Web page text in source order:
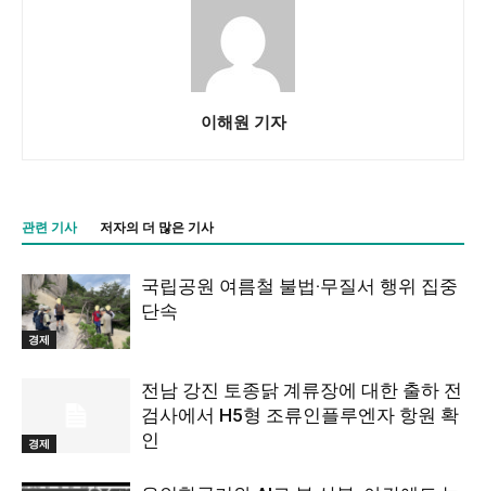
이해원 기자
관련 기사 저자의 더 많은 기사
경제
국립공원 여름철 불법·무질서 행위 집중
단속
경제
전남 강진 토종닭 계류장에 대한 출하 전
검사에서 H5형 조류인플루엔자 항원 확
인